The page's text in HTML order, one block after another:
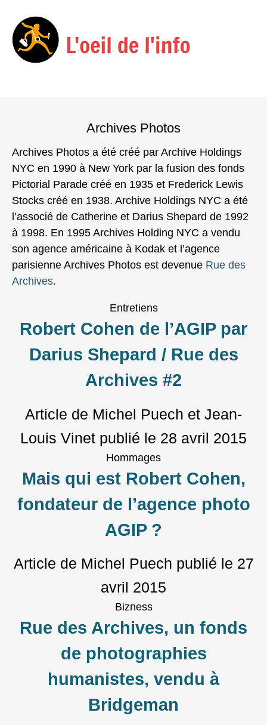
Archives Photos
Archives Photos a été créé par Archive Holdings
NYC en 1990 à New York par la fusion des fonds
Pictorial Parade créé en 1935 et Frederick Lewis
Stocks créé en 1938. Archive Holdings NYC a été
l’associé de Catherine et Darius Shepard de 1992
à 1998. En 1995 Archives Holding NYC a vendu
son agence américaine à Kodak et l’agence
parisienne Archives Photos est devenue Rue des
Archives.
Entretiens
Robert Cohen de l’AGIP par
Darius Shepard / Rue des
Archives #2
Article de Michel Puech et Jean-
Louis Vinet publié le 28 avril 2015
Hommages
Mais qui est Robert Cohen,
fondateur de l’agence photo
AGIP ?
Article de Michel Puech publié le 27
avril 2015
Bizness
Rue des Archives, un fonds
de photographies
humanistes, vendu à
Bridgeman